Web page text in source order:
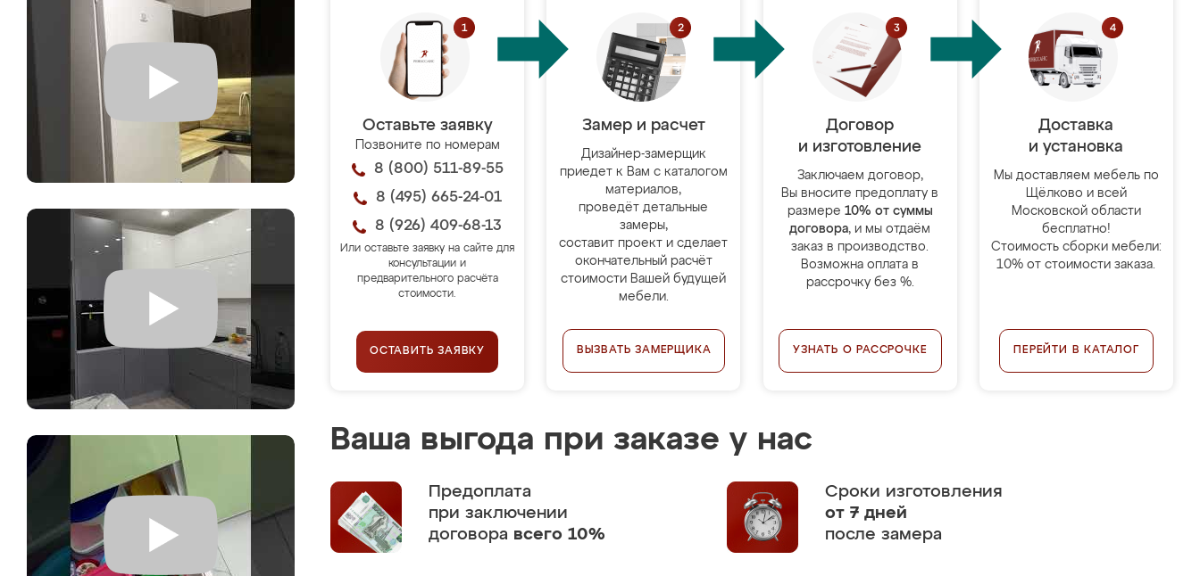
Оставьте заявку
Позвоните по номерам
8 (800) 511-89-55
8 (495) 665-24-01
8 (926) 409-68-13
Или оставьте заявку на сайте для
консультации и
предварительного расчёта
стоимости.
ОСТАВИТЬ ЗАЯВКУ
Замер и расчет
Дизайнер-замерщик
приедет к Вам с каталогом
материалов,
проведёт детальные
замеры,
составит проект и сделает
окончательный расчёт
стоимости Вашей будущей
мебели.
ВЫЗВАТЬ ЗАМЕРЩИКА
Договор
и изготовление
Заключаем договор,
Вы вносите предоплату в
размере 10% от суммы
договора, и мы отдаём
заказ в производство.
Возможна оплата в
рассрочку без %.
УЗНАТЬ О РАССРОЧКЕ
Доставка
и установка
Мы доставляем мебель по
Щёлково и всей
Московской области
бесплатно!
Стоимость сборки мебели:
10% от стоимости заказа.
ПЕРЕЙТИ В КАТАЛОГ
Ваша выгода при заказе у нас
Предоплата
при заключении
договора всего 10%
Сроки изготовления
от 7 дней
после замера